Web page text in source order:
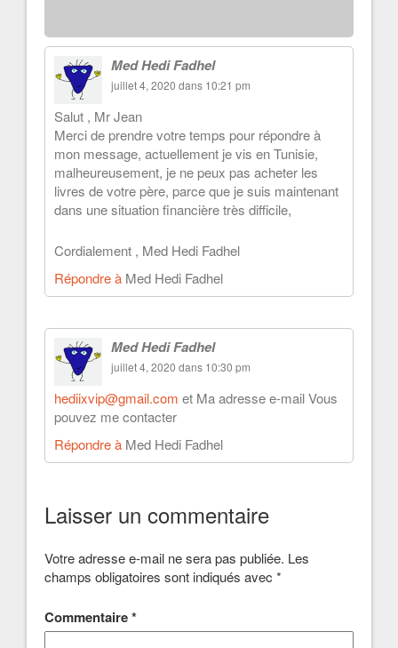
Med Hedi Fadhel
juillet 4, 2020 dans 10:21 pm
Salut , Mr Jean
Merci de prendre votre temps pour répondre à
mon message, actuellement je vis en Tunisie,
malheureusement, je ne peux pas acheter les
livres de votre père, parce que je suis maintenant
dans une situation financière très difficile,
Cordialement , Med Hedi Fadhel
Répondre à Med Hedi Fadhel
Med Hedi Fadhel
juillet 4, 2020 dans 10:30 pm
hediixvip@gmail.com et Ma adresse e-mail Vous
pouvez me contacter
Répondre à Med Hedi Fadhel
Laisser un commentaire
Votre adresse e-mail ne sera pas publiée. Les
champs obligatoires sont indiqués avec *
Commentaire*